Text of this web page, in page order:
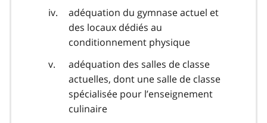
adéquation du gymnase actuel et
des locaux dédiés au
conditionnement physique
adéquation des salles de classe
actuelles, dont une salle de classe
spécialisée pour l’enseignement
culinaire